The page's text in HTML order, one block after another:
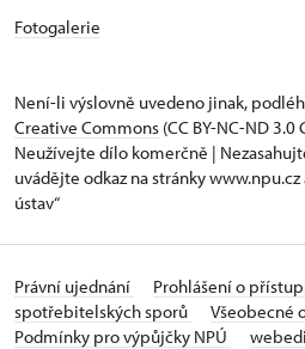
Fotogalerie
Není-li výslovně uvedeno jinak,
Creative Commons (CC BY-NC-ND
Neužívejte dílo komerčně |
uvádějte odkaz na stránky
ústav“
Právní ujednání Prohlášení o
spotřebitelských sporů
Všeobecné
Podmínky pro výpůjčky NPÚ